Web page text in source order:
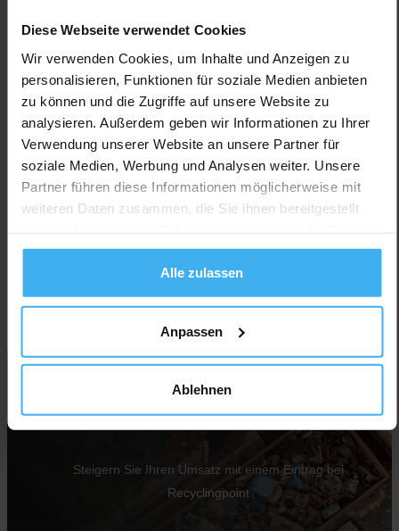
Diese Webseite verwendet Cookies
Wir verwenden Cookies, um Inhalte und Anzeigen zu
personalisieren, Funktionen für soziale Medien anbieten
zu können und die Zugriffe auf unsere Website zu
analysieren. Außerdem geben wir Informationen zu Ihrer
Verwendung unserer Website an unsere Partner für
soziale Medien, Werbung und Analysen weiter. Unsere
Partner führen diese Informationen möglicherweise mit
weiteren Daten zusammen, die Sie ihnen bereitgestellt
gesammelt haben.
Alle zulassen
Anpassen
Ablehnen
Filter zurücksetzten
Für Unternehmen
Jetzt Unternehmen eintragen
Steigern Sie Ihren Umsatz mit einem Eintrag bei
Recyclingpoint